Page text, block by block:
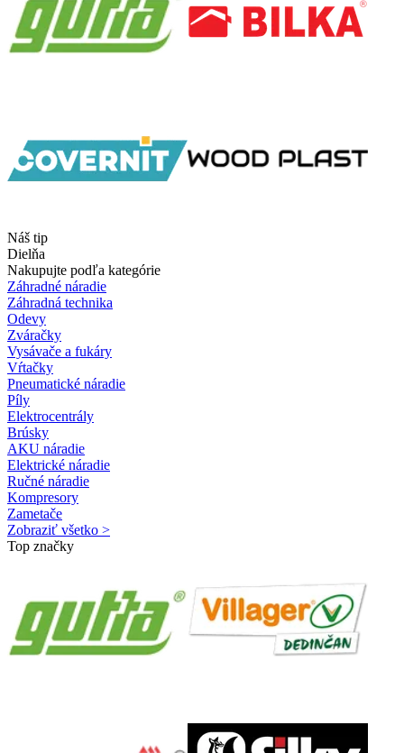
Náš tip
Dielňa
Nakupujte podľa kategórie
Záhradné náradie
Záhradná technika
Odevy
Zváračky
Vysávače a fukáry
Vŕtačky
Pneumatické náradie
Píly
Elektrocentrály
Brúsky
AKU náradie
Elektrické náradie
Ručné náradie
Kompresory
Zametače
Zobraziť všetko >
Top značky